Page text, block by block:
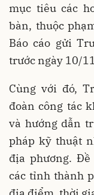
mục tiêu các
bàn, thuộc
Báo cáo gửi
trước ngày 10/
Cùng với đó,
đoàn công tác
và hướng dẫn
pháp kỹ thuật
địa phương.
các tỉnh thành